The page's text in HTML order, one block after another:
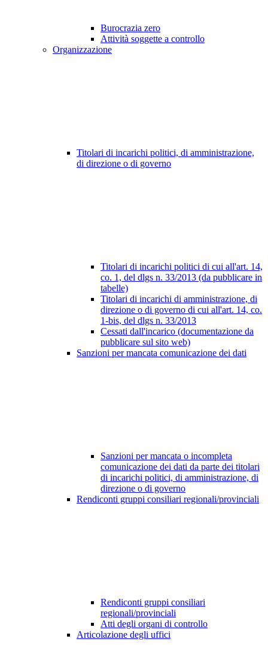
Burocrazia zero
Attività soggette a controllo
Organizzazione
Titolari di incarichi politici, di amministrazione,
di direzione o di governo
Titolari di incarichi politici di cui all'art. 14,
co. 1, del dlgs n. 33/2013 (da pubblicare in
tabelle)
Titolari di incarichi di amministrazione, di
direzione o di governo di cui all'art. 14, co.
1-bis, del dlgs n. 33/2013
Cessati dall'incarico (documentazione da
pubblicare sul sito web)
Sanzioni per mancata comunicazione dei dati
Sanzioni per mancata o incompleta
comunicazione dei dati da parte dei titolari
di incarichi politici, di amministrazione, di
direzione o di governo
Rendiconti gruppi consiliari regionali/provinciali
Rendiconti gruppi consiliari
regionali/provinciali
Atti degli organi di controllo
Articolazione degli uffici